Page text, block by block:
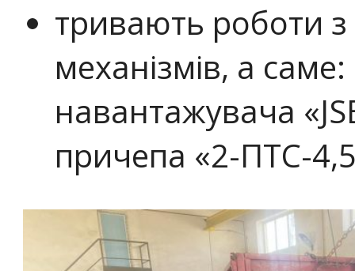
тривають роботи з
механізмів, а
навантажувача
причепа «2-ПТС-